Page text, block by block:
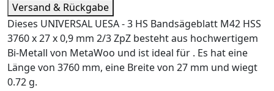
Versand & Rückgabe
Dieses UNIVERSAL UESA - 3 HS Bandsägeblatt M42 HSS
3760 x 27 x 0,9 mm 2/3 ZpZ besteht aus hochwertigem
Bi-Metall von MetaWoo und ist ideal für . Es hat eine
Länge von 3760 mm, eine Breite von 27 mm und wiegt
0.72 g.